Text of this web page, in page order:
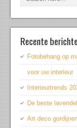
Recente
Fotobehang op
voor uw interieur
Interieurtrends
De beste
Art deco